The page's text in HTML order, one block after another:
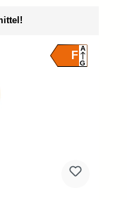
F
A
G